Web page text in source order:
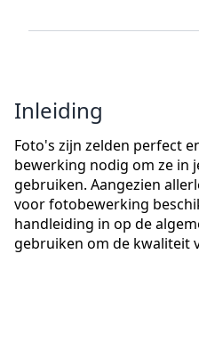
Inleiding
Foto's zijn zelden perfect
bewerking nodig om ze in
gebruiken. Aangezien
voor fotobewerking
handleiding in op de
gebruiken om de kwaliteit